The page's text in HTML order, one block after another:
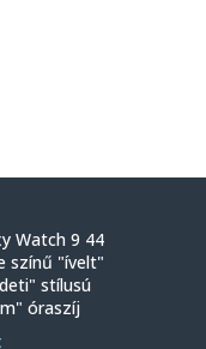
Watch 9 44
színű "ívelt"
stílusú
óraszíj